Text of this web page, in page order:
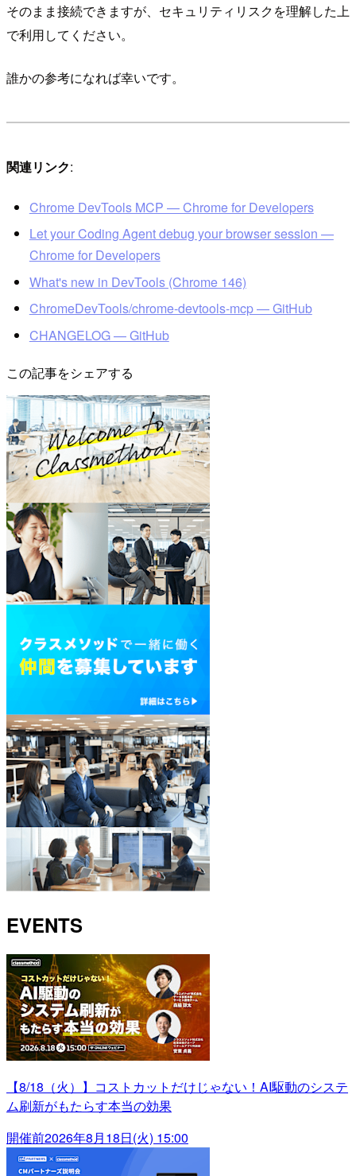
そのまま接続できますが、セキュリティリスクを理解した上
で利用してください。
誰かの参考になれば幸いです。
関連リンク:
Chrome DevTools MCP — Chrome for Developers
Let your Coding Agent debug your browser session —
Chrome for Developers
What's new in DevTools (Chrome 146)
ChromeDevTools/chrome-devtools-mcp — GitHub
CHANGELOG — GitHub
この記事をシェアする
EVENTS
【8/18（火）】コストカットだけじゃない！AI駆動のシステ
ム刷新がもたらす本当の効果
開催前2026年8月18日(火) 15:00